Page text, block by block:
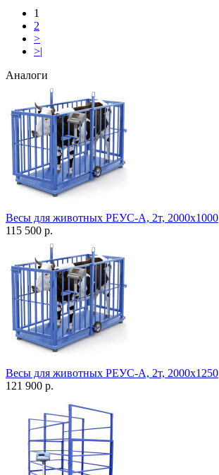
1
2
>
>|
Аналоги
Весы для животных РЕУС-А, 2т, 2000х1000
115 500 р.
Весы для животных РЕУС-А, 2т, 2000х1250
121 900 р.